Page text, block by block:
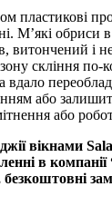
пластикові
М’які обриси
витончений і
скління по-
вдало
або
або
вікнами
в
безкоштовні